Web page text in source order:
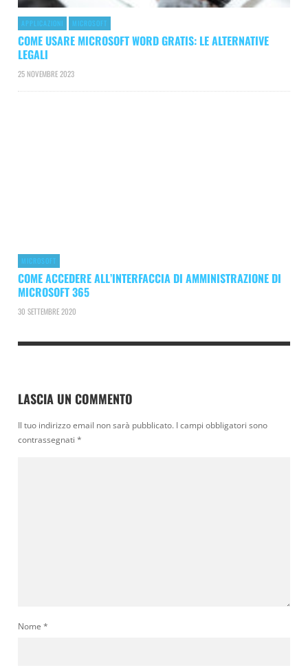
APPLICAZIONI MICROSOFT
COME USARE MICROSOFT WORD GRATIS: LE ALTERNATIVE
LEGALI
25 NOVEMBRE 2023
MICROSOFT
COME ACCEDERE ALL’INTERFACCIA DI AMMINISTRAZIONE DI
MICROSOFT 365
30 SETTEMBRE 2020
LASCIA UN COMMENTO
Il tuo indirizzo email non sarà pubblicato. I campi obbligatori sono
contrassegnati *
Nome *